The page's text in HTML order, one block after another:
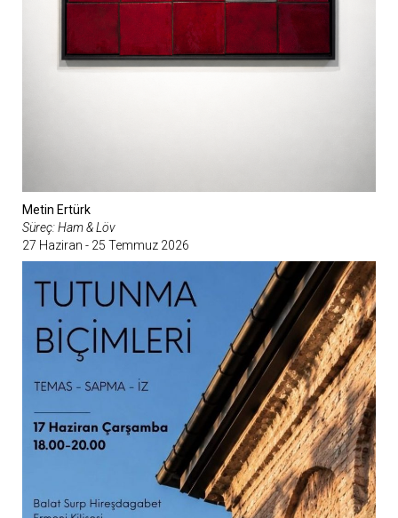
Metin Ertürk
Süreç: Ham & Löv
27 Haziran - 25 Temmuz 2026